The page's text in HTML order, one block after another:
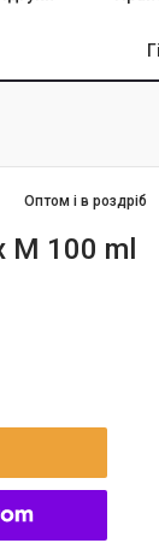
Оптом і в роздріб
M 100 ml